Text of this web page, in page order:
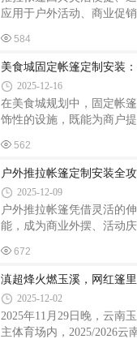
物流帐篷，会根据存储货
以及物流作业流程来定制
存储大型机械设备，帐篷
局会按照分拣流程进行规
应用于户外活动、商业促
使用寿命，还可能带来安
准备、安装过程、使用后
注意事项。安装前准备：
选择需谨慎安装前需确保
软土地、斜坡或排水不畅
地，需检查是否有裂缝或
力不均导致变形；若为泥
场地，帐篷安装在未夯实
584
美食城固定帐篷定制安装
2025-12-16
在美食城规划中，固定帐
饰性的设施，既能为商户
引客流的关键元素。以下
择、安装流程及维护要点
固定帐篷的全流程解决方
合功能与美学美食城帐篷
引力。设计初期需明确使
区，需选择耐高温、易清
区，可侧重通透感设计，
调，例如现代简约风可选
灰
562
户外推拉帐篷定制安装全
2025-12-09
户外推拉帐篷凭借灵活的
能，成为商业外摆、活动
结构安全与施工效率，以
制、安装施工到验收维护
关键要点。一、需求精准
置定制前需明确三大核心
外摆需考虑人流动线与品
672
滇超烽火燃玉溪，网红篷
2025-12-02
2025年11月29日晚，云南
主体育场内，2025/2026云